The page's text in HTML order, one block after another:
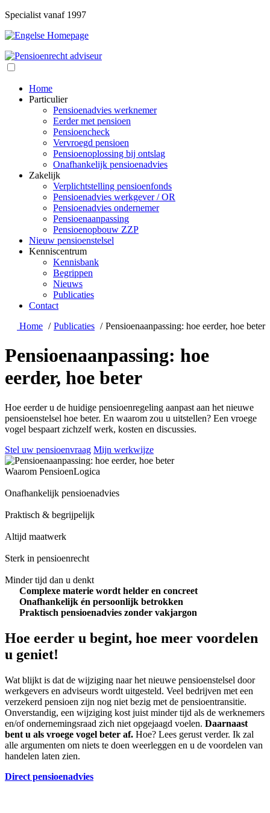
Specialist vanaf 1997
Home
Particulier
Pensioenadvies werknemer
Eerder met pensioen
Pensioencheck
Vervroegd pensioen
Pensioenoplossing bij ontslag
Onafhankelijk pensioenadvies
Zakelijk
Verplichtstelling pensioenfonds
Pensioenadvies werkgever / OR
Pensioenadvies ondernemer
Pensioenaanpassing
Pensioenopbouw ZZP
Nieuw pensioenstelsel
Kenniscentrum
Kennisbank
Begrippen
Nieuws
Publicaties
Contact
Home
Publicaties Pensioenaanpassing: hoe eerder, hoe beter
Pensioenaanpassing: hoe
eerder, hoe beter
Hoe eerder u de huidige pensioenregeling aanpast aan het nieuwe
pensioenstelsel hoe beter. En waarom zou u uitstellen? Een vroege
vogel bespaart zichzelf werk, kosten en discussies.
Stel uw pensioenvraag Mijn werkwijze
Waarom PensioenLogica
Onafhankelijk pensioenadvies
Praktisch & begrijpelijk
Altijd maatwerk
Sterk in pensioenrecht
Minder tijd dan u denkt
Complexe materie wordt helder en concreet
Onafhankelijk én persoonlijk betrokken
Praktisch pensioenadvies zonder vakjargon
Hoe eerder u begint, hoe meer voordelen
u geniet!
Wat blijkt is dat de wijziging naar het nieuwe pensioenstelsel door
werkgevers en adviseurs wordt uitgesteld. Veel bedrijven met een
verzekerd pensioen zijn nog niet bezig met de pensioentransitie.
Onverstandig, een wijziging kost juist minder tijd als de werknemers
en/of ondernemingsraad zich niet opgejaagd voelen. Daarnaast
bent u als vroege vogel beter af. Hoe? Lees gerust verder. Ik zal
alle argumenten om niets te doen weerleggen en u de voordelen van
handelen laten zien.
Direct pensioenadvies